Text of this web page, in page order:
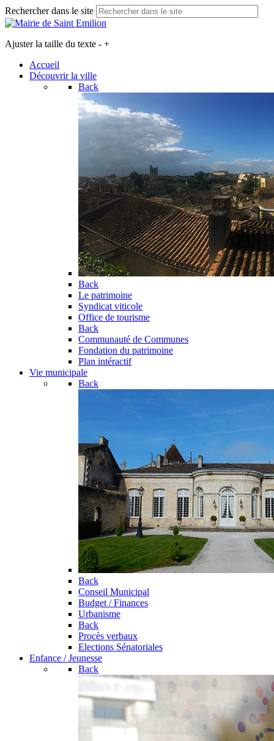
Rechercher dans le site
Ajuster la taille du texte - +
Accueil
Découvrir la ville
Back
Back
Le patrimoine
Syndicat viticole
Office de tourisme
Back
Communauté de Communes
Fondation du patrimoine
Plan intéractif
Vie municipale
Back
Back
Conseil Municipal
Budget / Finances
Urbanisme
Back
Procès verbaux
Elections Sénatoriales
Enfance / Jeunesse
Back